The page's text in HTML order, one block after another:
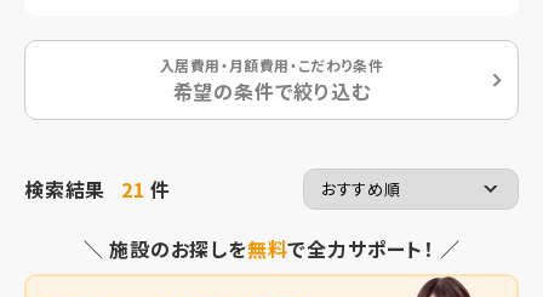
入居費用・月額費用・こだわり条件
希望の条件で絞り込む
検索結果 21件
＼ 施設のお探しを無料で全力サポート！ ／